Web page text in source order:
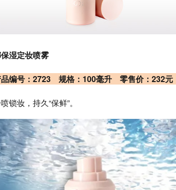
湿定妆喷雾
品编号：2723 规格：100毫升 零售价：232元
锁妆，持久“保鲜”。